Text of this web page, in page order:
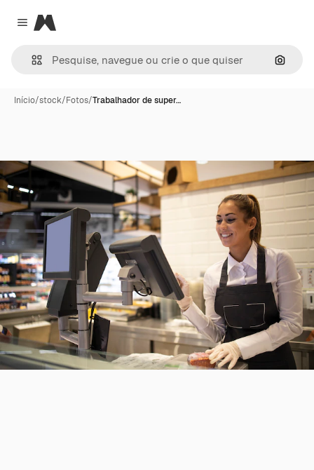
Close menu
Magnific
Início/stock/Fotos/Trabalhador de super…